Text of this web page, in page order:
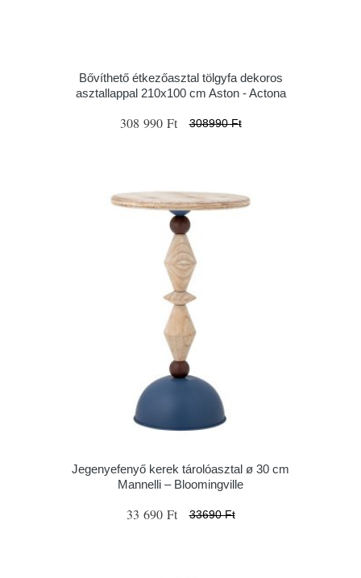
Bővíthető étkezőasztal tölgyfa dekoros
asztallappal 210x100 cm Aston - Actona
308 990 Ft 308990 Ft
Jegenyefenyő kerek tárolóasztal ø 30 cm
Mannelli – Bloomingville
33 690 Ft 33690 Ft